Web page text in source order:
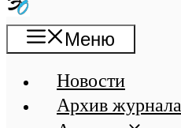
Меню
Новости
Архив журнала